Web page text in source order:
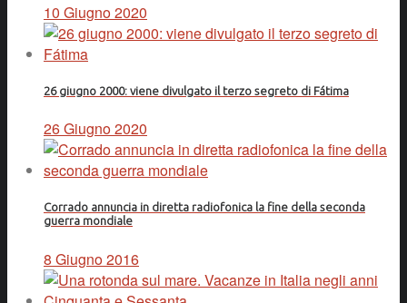
10 Giugno 2020
26 giugno 2000: viene divulgato il terzo segreto di Fátima
26 Giugno 2020
Corrado annuncia in diretta radiofonica la fine della seconda
guerra mondiale
8 Giugno 2016